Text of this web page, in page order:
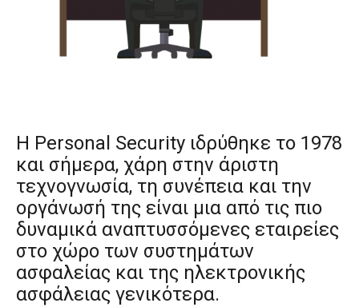
Η Personal Security ιδρύθηκε το 1978
και σήμερα, χάρη στην άριστη
τεχνογνωσία, τη συνέπεια και την
οργάνωσή της είναι μια από τις πιο
δυναμικά αναπτυσσόμενες εταιρείες
στο χώρο των συστημάτων
ασφαλείας και της ηλεκτρονικής
ασφάλειας γενικότερα.